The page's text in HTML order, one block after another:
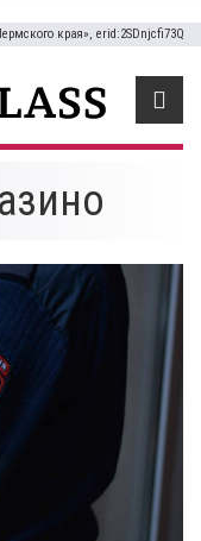
края», erid:2SDnjcfi73Q